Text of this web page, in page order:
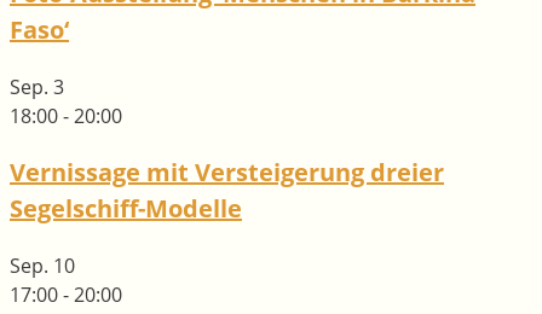
Faso‘
Sep. 3
18:00-20:00
Vernissage mit Versteigerung dreier
Segelschiff-Modelle
Sep. 10
17:00-20:00